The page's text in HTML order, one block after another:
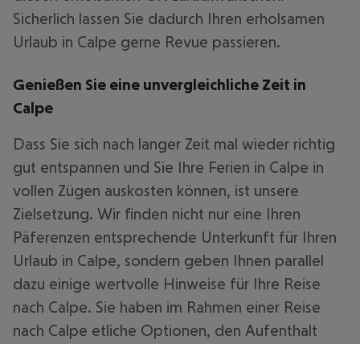
Sicherlich lassen Sie dadurch Ihren erholsamen
Urlaub in Calpe gerne Revue passieren.
Genießen Sie eine unvergleichliche Zeit in
Calpe
Dass Sie sich nach langer Zeit mal wieder richtig
gut entspannen und Sie Ihre Ferien in Calpe in
vollen Zügen auskosten können, ist unsere
Zielsetzung. Wir finden nicht nur eine Ihren
Päferenzen entsprechende Unterkunft für Ihren
Urlaub in Calpe, sondern geben Ihnen parallel
dazu einige wertvolle Hinweise für Ihre Reise
nach Calpe. Sie haben im Rahmen einer Reise
nach Calpe etliche Optionen, den Aufenthalt